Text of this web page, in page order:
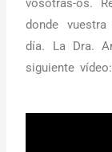
vosotras-os.
donde
día. La Dra.
siguiente vídeo: